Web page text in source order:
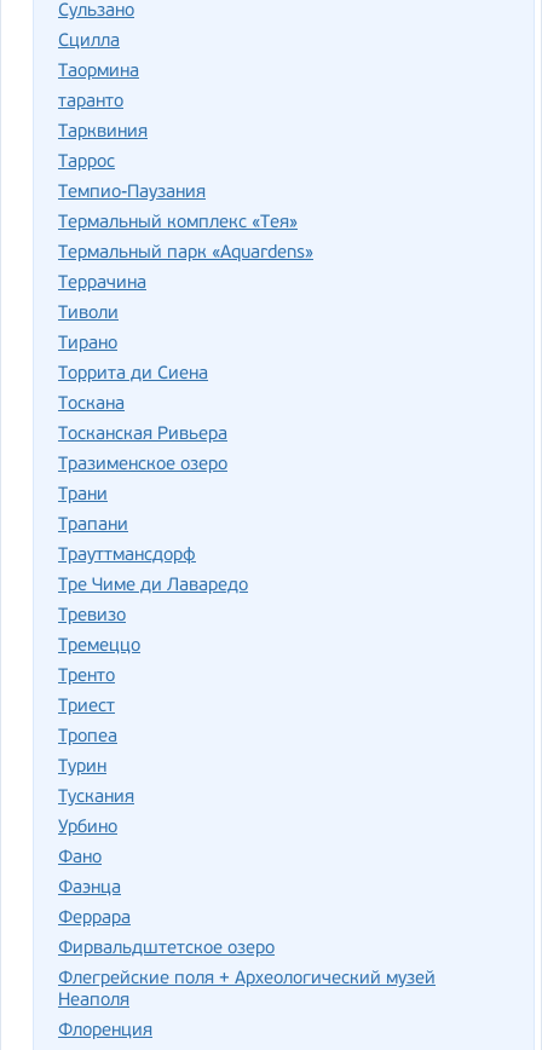
Сульзано
Сцилла
Таормина
таранто
Тарквиния
Таррос
Темпио-Паузания
Термальный комплекс «Тея»
Термальный парк «Aquardens»
Террачина
Тиволи
Тирано
Торрита ди Сиена
Тоскана
Тосканская Ривьера
Тразименское озеро
Трани
Трапани
Трауттмансдорф
Тре Чиме ди Лаваредо
Тревизо
Тремеццо
Тренто
Триест
Тропеа
Турин
Тускания
Урбино
Фано
Фаэнца
Феррара
Фирвальдштетское озеро
Флегрейские поля + Археологический музей
Неаполя
Флоренция